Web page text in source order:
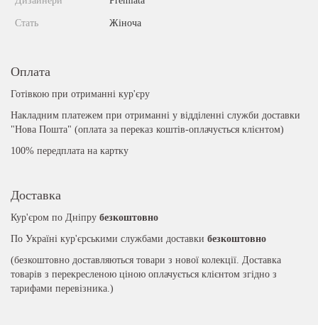
Стать Жіноча
Оплата
Готівкою при отриманні кур'єру
Накладним платежем при отриманні у відділенні служби доставки
"Нова Пошта" (оплата за переказ коштів-оплачується клієнтом)
100% передплата на картку
Доставка
Кур'єром по Дніпру безкоштовно
По Україні кур'єрськими службами доставки безкоштовно
(безкоштовно доставляються товари з нової колекції. Доставка
товарів з перекресленою ціною оплачується клієнтом згідно з
тарифами перевізника.)